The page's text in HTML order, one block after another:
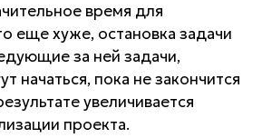
время для
еще хуже, остановка задачи
за ней задачи,
начаться, пока не закончится
увеличивается
проекта.